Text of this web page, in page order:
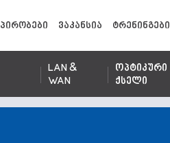
პირობები ვაკანსია ტრენინგები
LAN &
WAN
ოპტიკური
ქსელი